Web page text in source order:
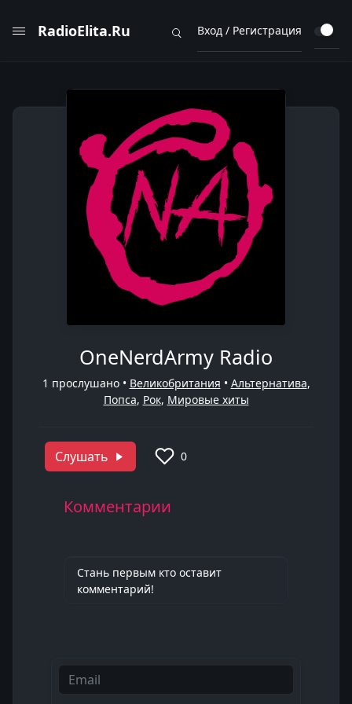
RadioElita.Ru Вход / Регистрация
OneNerdArmy Radio
1 прослушано • Великобритания • Альтернатива,
Попса, Рок, Мировые хиты
Слушать 0
Комментарии
Стань первым кто оставит
комментарий!